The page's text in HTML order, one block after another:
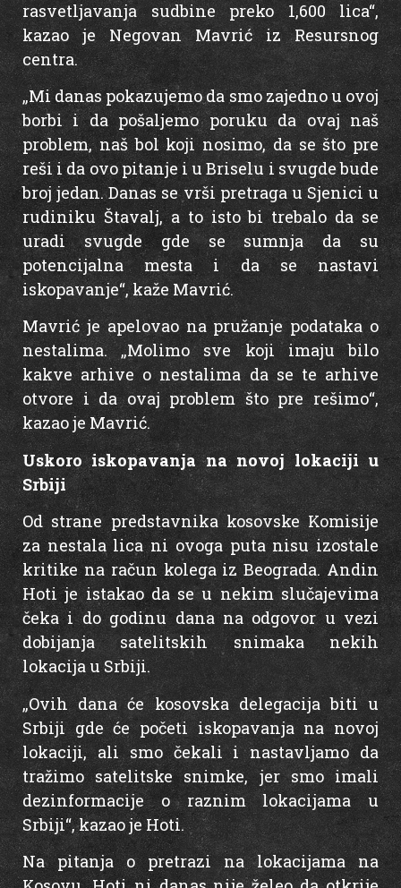
rasvetljavanja sudbine preko 1,600 lica“,
kazao je Negovan Mavrić iz Resursnog
centra.
„Mi danas pokazujemo da smo zajedno u ovoj
borbi i da pošaljemo poruku da ovaj naš
problem, naš bol koji nosimo, da se što pre
reši i da ovo pitanje i u Briselu i svugde bude
broj jedan. Danas se vrši pretraga u Sjenici u
rudiniku Štavalj, a to isto bi trebalo da se
uradi svugde gde se sumnja da su
potencijalna mesta i da se nastavi
iskopavanje“, kaže Mavrić.
Mavrić je apelovao na pružanje podataka o
nestalima. „Molimo sve koji imaju bilo
kakve arhive o nestalima da se te arhive
otvore i da ovaj problem što pre rešimo“,
kazao je Mavrić.
Uskoro iskopavanja na novoj lokaciji u
Srbiji
Od strane predstavnika kosovske Komisije
za nestala lica ni ovoga puta nisu izostale
kritike na račun kolega iz Beograda. Andin
Hoti je istakao da se u nekim slučajevima
čeka i do godinu dana na odgovor u vezi
dobijanja satelitskih snimaka nekih
lokacija u Srbiji.
„Ovih dana će kosovska delegacija biti u
Srbiji gde će početi iskopavanja na novoj
lokaciji, ali smo čekali i nastavljamo da
tražimo satelitske snimke, jer smo imali
dezinformacije o raznim lokacijama u
Srbiji“, kazao je Hoti.
Na pitanja o pretrazi na lokacijama na